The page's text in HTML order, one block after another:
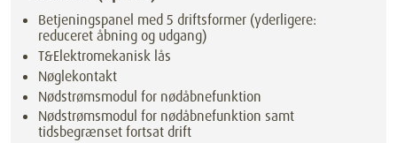
Betjeningspanel med 5 driftsformer (yderligere:
reduceret åbning og udgang)
T&Elektromekanisk lås
Nøglekontakt
Nødstrømsmodul for nødåbnefunktion
Nødstrømsmodul for nødåbnefunktion samt
tidsbegrænset fortsat drift